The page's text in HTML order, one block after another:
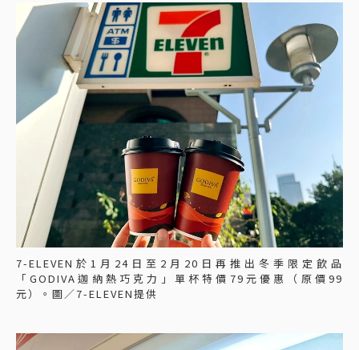
7-ELEVEN於1月24日至2月20日再推出冬季限定飲品
「GODIVA迦納熱巧克力」單杯特價79元優惠（原價99
元）。圖／7-ELEVEN提供